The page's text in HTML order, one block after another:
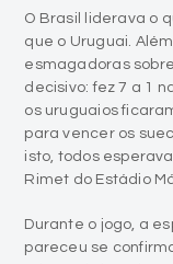
decisivo: fez 7 a 1
os uruguaios
para vencer os
isto, todos
Rimet do Estádio
Durante o jogo, a
pareceu se
20 minutos depois,
uruguaios.